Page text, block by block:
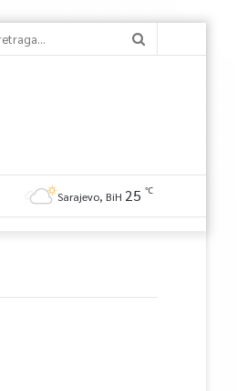
Sarajevo, BiH 25 ℃